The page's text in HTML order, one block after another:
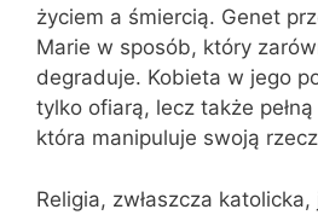
życiem a śmiercią. Genet
Marie w sposób, który
degraduje. Kobieta w jego
tylko ofiarą, lecz także
która manipuluje swoją
Religia, zwłaszcza